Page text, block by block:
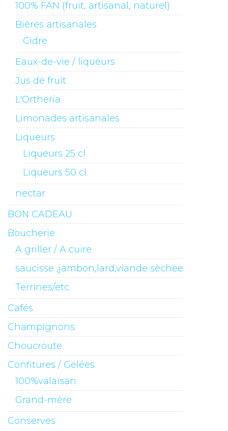
100% FAN (fruit, artisanal, naturel)
Bières artisanales
Cidre
Eaux-de-vie / liqueurs
Jus de fruit
L'Ortheria
Limonades artisanales
Liqueurs
Liqueurs 25 cl
Liqueurs 50 cl
nectar
BON CADEAU
Boucherie
A griller / A cuire
saucisse ,jambon,lard,viande sèchee
Terrines/etc.
Cafés
Champignons
Choucroute
Confitures / Gelées
100%valaisan
Grand-mère
Conserves